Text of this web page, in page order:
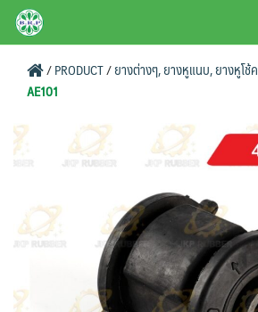
SkipBRPAUTO.COM
/PRODUCT/ยางต่างๆ, ยางหูแนบ, ยางหูโช้ค
AE101